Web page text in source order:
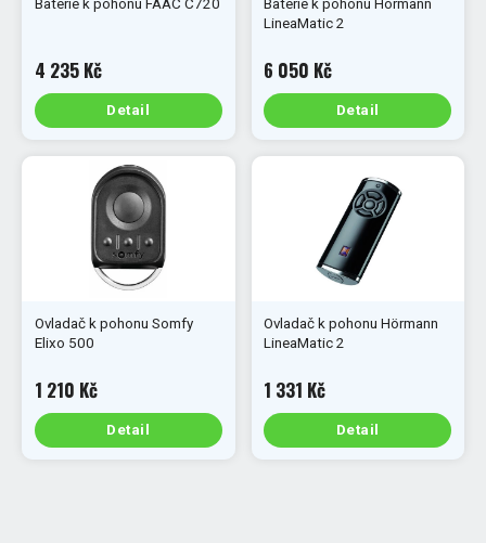
Baterie k pohonu FAAC C720
4 235 Kč
Detail
Baterie k pohonu Hörmann
LineaMatic 2
6 050 Kč
Detail
Ovladač k pohonu Somfy
Elixo 500
1 210 Kč
Detail
Ovladač k pohonu Hörmann
LineaMatic 2
1 331 Kč
Detail